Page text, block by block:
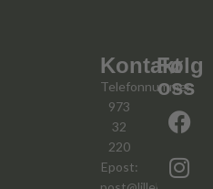
Kontakt
Telefonnummer:
973
32
220
Epost:
Følg
oss